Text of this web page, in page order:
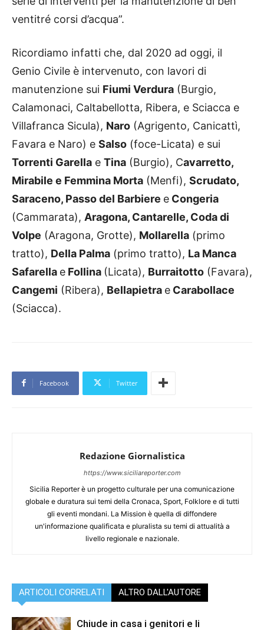
ventitré corsi d’acqua”.
Ricordiamo infatti che, dal 2020 ad oggi, il
Genio Civile è intervenuto, con lavori di
manutenzione sui Fiumi Verdura (Burgio,
Calamonaci, Caltabellotta, Ribera, e Sciacca e
Villafranca Sicula), Naro (Agrigento, Canicattì,
Favara e Naro) e Salso (foce-Licata) e sui
Torrenti Garella e Tina (Burgio), Cavarretto,
Mirabile e Femmina Morta (Menfi), Scrudato,
Saraceno, Passo del Barbiere e Congeria
(Cammarata), Aragona, Cantarelle, Coda di
Volpe (Aragona, Grotte), Mollarella (primo
tratto), Della Palma (primo tratto), La Manca
Safarella e Follina (Licata), Burraitotto (Favara),
Cangemi (Ribera), Bellapietra e Carabollace
(Sciacca).
Facebook Twitter
Redazione Giornalistica
https://www.siciliareporter.com
Sicilia Reporter è un progetto culturale per una comunicazione
globale e duratura sui temi della Cronaca, Sport, Folklore e di tutti
gli eventi mondani. La Mission è quella di diffondere
un'informazione qualificata e pluralista su temi di attualità a
livello regionale e nazionale.
ARTICOLI CORRELATI ALTRO DALL'AUTORE
Chiude in casa i genitori e li